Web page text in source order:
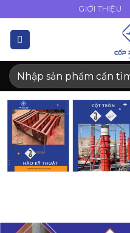
dung
GIỚI THIỆU
Tìm
kiếm: